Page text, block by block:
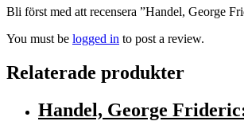
Bli först med att recensera ”Handel, George
You must be logged in to post a review.
Relaterade produkter
Handel, George